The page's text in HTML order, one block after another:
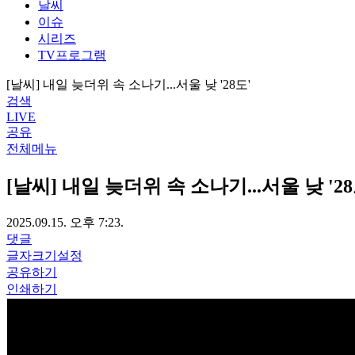
날씨
이슈
시리즈
TV프로그램
[날씨] 내일 늦더위 속 소나기...서울 낮 '28도'
검색
LIVE
공유
전체메뉴
[날씨] 내일 늦더위 속 소나기...서울 낮
2025.09.15. 오후 7:23.
댓글
글자크기설정
공유하기
인쇄하기